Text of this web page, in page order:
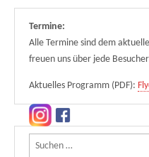
Termine:
Alle Termine sind dem
freuen uns über jede
Aktuelles Programm (PDF):
Suchen nach: